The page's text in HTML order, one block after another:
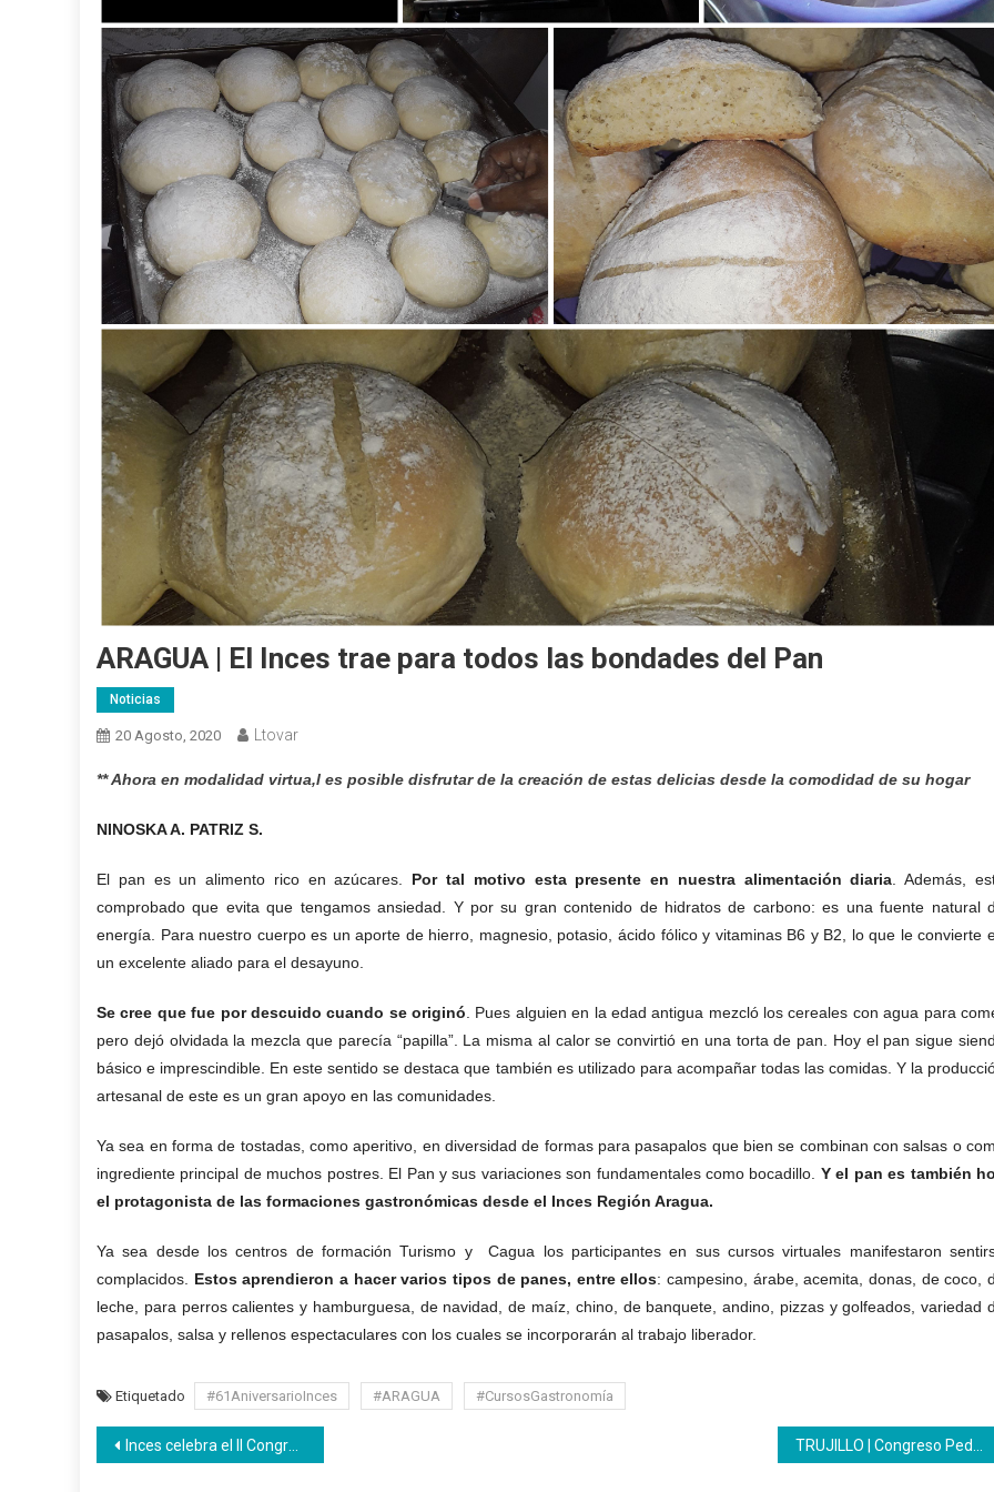
ARAGUA | El Inces trae para todos las bondades del Pan
Noticias
20 Agosto, 2020 Ltovar
** Ahora en modalidad virtua,l es posible disfrutar de la creación de estas delicias desde la comodidad de su hogar
NINOSKA A. PATRIZ S.
El pan es un alimento rico en azúcares. Portal motivo esta presente en nuestra alimentacióndiaria . Además,
comprobado que evita que tengamos ansiedad. Y por su gran contenido de hidratos de carbono: es una fuente natural
energía. Para nuestro cuerpoes un aporte de hierro, magnesio, potasio, ácido fólico y vitaminas B6 y B2, lo que le convierte
un excelente aliado para el desayuno
Se cree que fue por descuidocuando se originó . Pues alguien en la edad antigua mezcló los cereales con agua para
pero dejó olvidada la mezcla que parecía “papilla”. La misma al calor se convirtió en una torta de pan. Hoy el pan sigue
básico e imprescindible. En este sentido se destaca que también es utilizado para acompañar todas las comidas. Y la
artesanal de este es un gran apoyo en las comunidades
Ya sea en forma de tostadas, comoaperitivo en diversidad de formas para pasapalos que bien se combinan consalsas o
ingrediente principal de muchos postres. El Pan y sus variaciones son fundamentales como bocadillo. Yel pan es también
el protagonista de las formaciones gastronómicas desde el Inces Región Aragua.
Ya sea desde los centros de formación Turismo y Cagua los participantes en sus cursos virtuales manifestaron
complacidos. Estosaprendieron a hacer varios tipos de panes, entre ellos: campesino, árabe, acemita, donas, de coco,
leche, para perros calientes y hamburguesa, de navidad, de maíz, chino, de banquete, andino, pizzas y golfeados,variedad
pasapalos , salsa y rellenos espectaculares con los cuales se incorporarán al trabajo liberador.
Etiquetado #61AniversarioInces #ARAGUA #CursosGastronomía
Navegación
Inces celebra el II Congreso Pedagógico, capítulo internacional